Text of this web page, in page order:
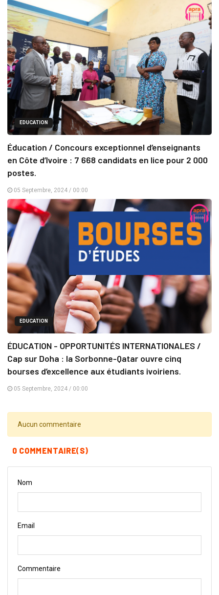
EDUCATION
Éducation / Concours exceptionnel d’enseignants
en Côte d’Ivoire : 7 668 candidats en lice pour 2 000
postes.
05 Septembre, 2024 / 00:00
EDUCATION
ÉDUCATION - OPPORTUNITÉS INTERNATIONALES /
Cap sur Doha : la Sorbonne-Qatar ouvre cinq
bourses d’excellence aux étudiants ivoiriens.
05 Septembre, 2024 / 00:00
Aucun commentaire
0 COMMENTAIRE(S)
Nom
Email
Commentaire